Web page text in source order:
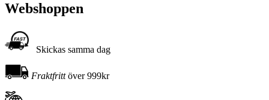
Webshoppen
Skickas samma dag
Fraktfrittöver 999kr